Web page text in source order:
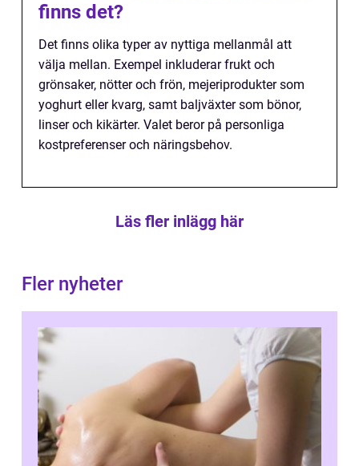
finns det?
Det finns olika typer av nyttiga mellanmål att
välja mellan. Exempel inkluderar frukt och
grönsaker, nötter och frön, mejeriprodukter som
yoghurt eller kvarg, samt baljväxter som bönor,
linser och kikärter. Valet beror på personliga
kostpreferenser och näringsbehov.
Läs fler inlägg här
Fler nyheter